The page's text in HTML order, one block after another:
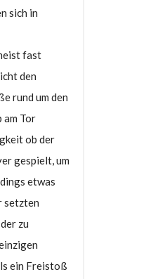
sich in
fast
den
rund um den
am Tor
ob der
gespielt, um
etwas
setzten
zu
ein Freistoß